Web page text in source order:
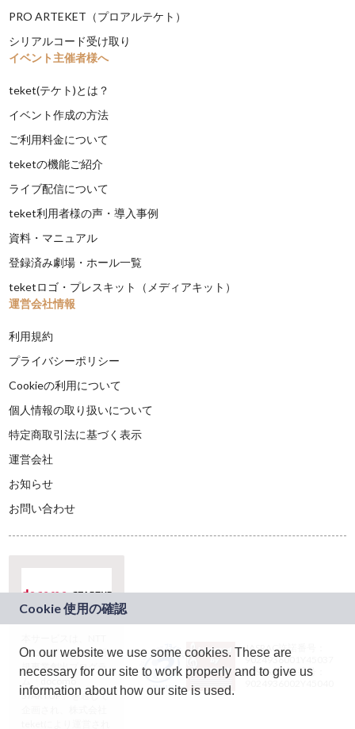
PRO ARTEKET（プロアルテケト）
シリアルコード受け取り
イベント主催者様へ
teket(テケト)とは？
イベント作成の方法
ご利用料金について
teketの機能ご紹介
ライブ配信について
teket利用者様の声・導入事例
資料・マニュアル
登録済み劇場・ホール一覧
teketロゴ・プレスキット（メディアキット）
運営会社情報
利用規約
プライバシーポリシー
Cookieの利用について
個人情報の取り扱いについて
特定商取引法に基づく表示
運営会社
お知らせ
お問い合わせ
ドコモグループの新
規事業創出プログラ
ム「docomo
STARTUP」を通じて
JASRAC許諾番号：
9024936001Y45037
JASRAC許諾番号：
On our website we use some cookies. These are
necessary for our site to work properly and to give us
information about how our site is used.